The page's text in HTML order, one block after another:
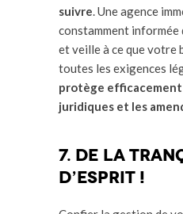
suivre . Une agence
constamment informée
et veille à ce que votre
toutes les exigences
protège
juridiques et les
7. DE LA
d’esprit !